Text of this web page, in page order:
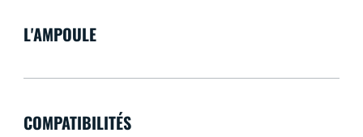
L'AMPOULE
COMPATIBILITÉS